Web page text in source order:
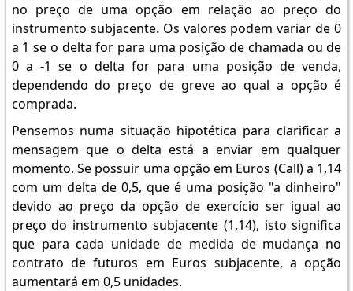
no preço de uma opção em relação ao preço do
instrumento subjacente. Os valores podem variar de 0
a 1 se o delta for para uma posição de chamada ou de
0 a -1 se o delta for para uma posição de venda,
dependendo do preço de greve ao qual a opção é
comprada.
Pensemos numa situação hipotética para clarificar a
mensagem que o delta está a enviar em qualquer
momento. Se possuir uma opção em Euros (Call) a 1,14
com um delta de 0,5, que é uma posição "a dinheiro"
devido ao preço da opção de exercício ser igual ao
preço do instrumento subjacente (1,14), isto significa
que para cada unidade de medida de mudança no
contrato de futuros em Euros subjacente, a opção
aumentará em 0,5 unidades.